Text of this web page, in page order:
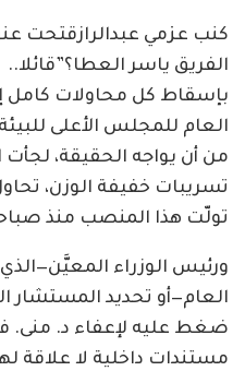
كنب عزمي عبدالرازقتحت
الفريق ياسر
بإسقاط كل محاولات كامل
العام للمجلس الأعلى
من أن يواجه الحقيقة، لجأت
تسريبات خفيفة الوزن،
تولّت هذا المنصب منذ
ورئيس الوزراء
العام—أو تحديد المستشار
ضغط عليه لإعفاء د. منى.
مستندات داخلية لا علاقة